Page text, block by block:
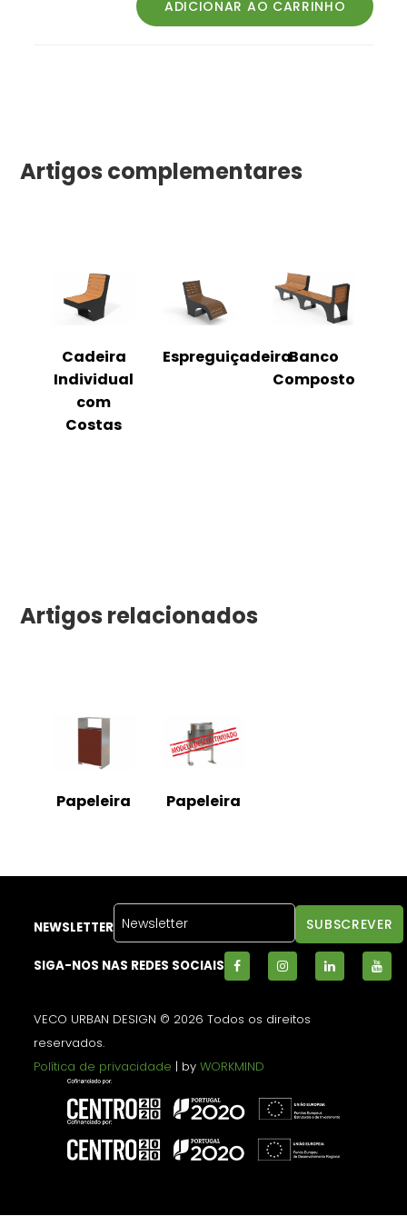
Artigos complementares
Cadeira
Individual
com
Costas
EspreguiçadeiraBanco
Composto
Artigos relacionados
Papeleira Papeleira
NEWSLETTER
SIGA-NOS NAS REDES SOCIAIS
VECO URBAN DESIGN © 2026 Todos os direitos
reservados.
Política de privacidade | byWORKMIND